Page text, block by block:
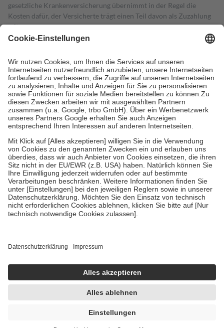
gesetzliche Krankenversicherung übernimmt in der Regel die
Kosten dafür, der Versicherte trägt einen Teil davon als Zuzahlung
mit.
Grundsätzlich leisten Mitglieder Zuzahlungen in Höhe von zehn
höchstens zehn Euro.
Es sind jedoch nie mehr als die tatsächlichen
Kosten der Leistung zu entrichten.
Diese Regeln gelten grundsätzlich auch für Online-Apotheken.
Bei Heilmitteln und häuslicher Krankenpflege beträgt die
Zuzahlung zehn Prozent der Kosten sowie zehn Euro je
Verordnung.
Um das Engagement der Versicherten für ihre eigene Gesundheit zu
stärken und die besondere Stellung der Familie zu unterstützen,
fallenkeine Zuzahlungenan bei:
• Kindern und Jugendlichen bis zum vollendeten 18. Lebensjahr
mit Ausnahme der Fahrkosten
• Untersuchungen zur Vorsorge und Früherkennung, die von der
GKV getragen werden
• empfohlenen Schutzimpfungen
• Harn- und Blutteststreifen
getroffen, um sicherzustellen, dass es sich um echte Bewertungen
https://help.etrusted.com/hc/de/articles/4419944605341
Einige Bilder und Inhalte wurden unter Zuhilfenahme künstlicher